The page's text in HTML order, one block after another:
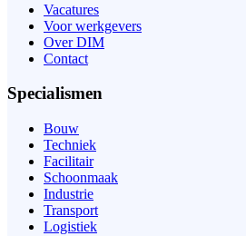
Vacatures
Voor werkgevers
Over DIM
Contact
Specialismen
Bouw
Techniek
Facilitair
Schoonmaak
Industrie
Transport
Logistiek